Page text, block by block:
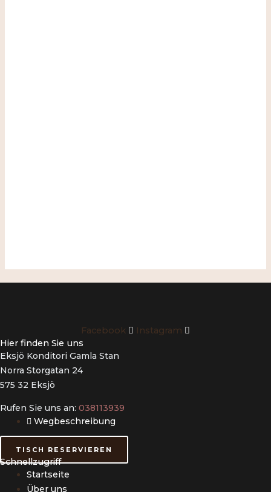
Facebook
Instagram
Hier finden Sie uns
Eksjö Konditori Gamla Stan
Norra Storgatan 24
575 32 Eksjö
Rufen Sie uns an: 038113939
Wegbeschreibung
TISCH RESERVIEREN
Schnellzugriff
Startseite
Über uns